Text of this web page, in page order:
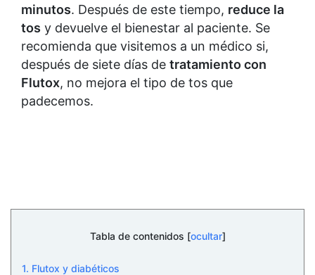
minutos. Después de este tiempo, reduce la
tos y devuelve el bienestar al paciente. Se
recomienda que visitemos a un médico si,
después de siete días de tratamiento con
Flutox, no mejora el tipo de tos que
padecemos.
Tabla de contenidos [ocultar]
1. Flutox y diabéticos